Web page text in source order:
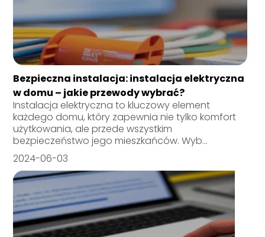
Bezpieczna instalacja: instalacja elektryczna
w domu – jakie przewody wybrać?
Instalacja elektryczna to kluczowy element
każdego domu, który zapewnia nie tylko komfort
użytkowania, ale przede wszystkim
bezpieczeństwo jego mieszkańców. Wyb...
2024-06-03